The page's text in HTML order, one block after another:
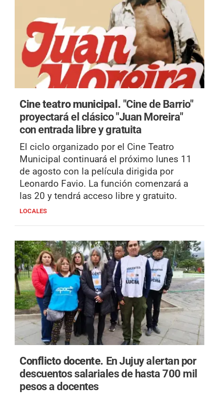
Cine teatro municipal. "Cine de Barrio"
proyectará el clásico "Juan Moreira"
con entrada libre y gratuita
El ciclo organizado por el Cine Teatro
Municipal continuará el próximo lunes 11
de agosto con la película dirigida por
Leonardo Favio. La función comenzará a
las 20 y tendrá acceso libre y gratuito.
LOCALES
Conflicto docente. En Jujuy alertan por
descuentos salariales de hasta 700 mil
pesos a docentes